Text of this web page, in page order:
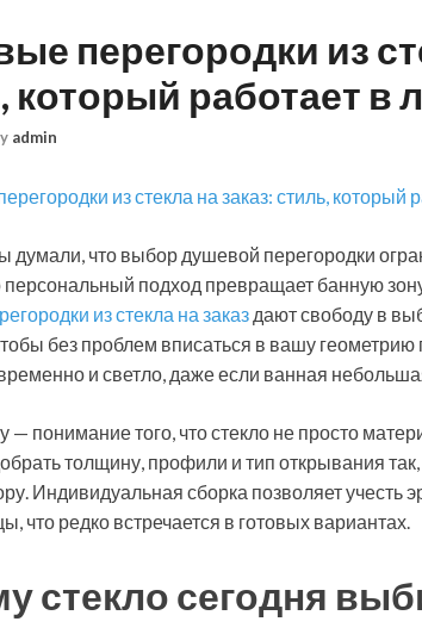
перегородки из
который работает в
admin
думали, что выбор душевой перегородки
подход превращает банную
из стекла на заказ дают свободу в
без проблем вписаться в вашу
и светло, даже если ванная
— понимание того, что стекло не просто
толщину, профили и тип открывания
Индивидуальная сборка позволяет учесть
что редко встречается в готовых вариантах.
стекло сегодня